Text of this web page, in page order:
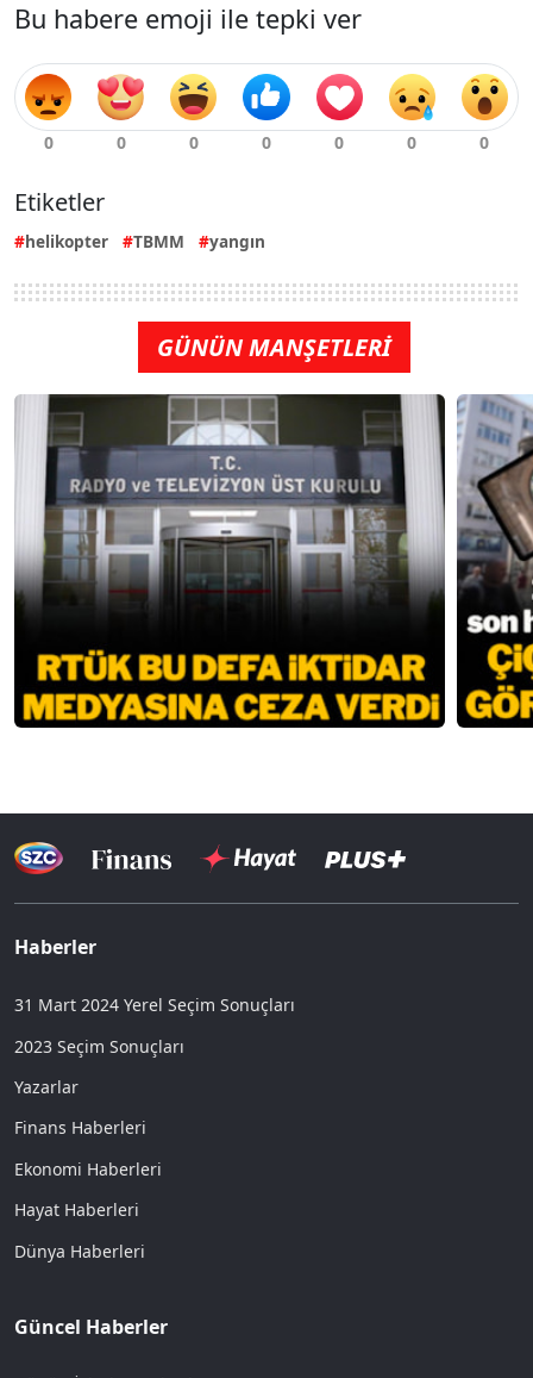
Bu habere emoji ile tepki ver
Etiketler
helikopter TBMM yangın
GÜNÜN MANŞETLERİ
Haberler
31 Mart 2024 Yerel Seçim Sonuçları
2023 Seçim Sonuçları
Yazarlar
Finans Haberleri
Ekonomi Haberleri
Hayat Haberleri
Dünya Haberleri
Güncel Haberler